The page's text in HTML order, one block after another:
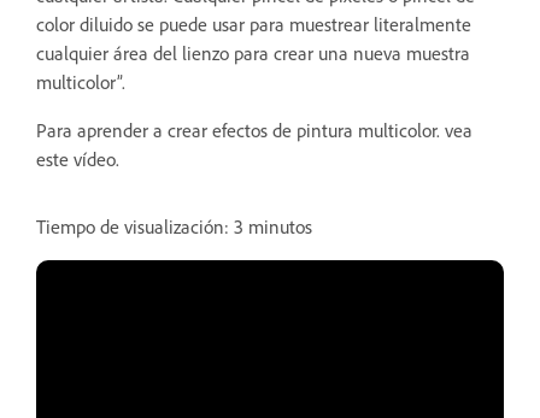
color diluido se puede usar para muestrear literalmente
cualquier área del lienzo para crear una nueva muestra
multicolor”.
Para aprender a crear efectos de pintura multicolor. vea
este vídeo.
Tiempo de visualización: 3 minutos